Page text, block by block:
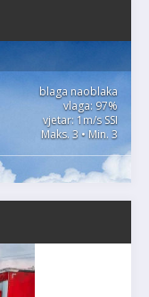
blaga naoblaka
vlaga: 97%
vjetar: 1m/s SSI
Maks. 3 • Min. 3